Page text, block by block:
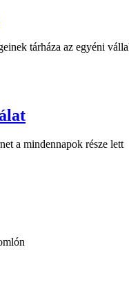
tárháza az egyéni
a mindennapok része lett